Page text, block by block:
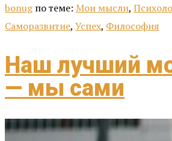
bonug по теме: Мои мысли,
Саморазвитие, Успех, Философия
Наш лучший
— мы сами